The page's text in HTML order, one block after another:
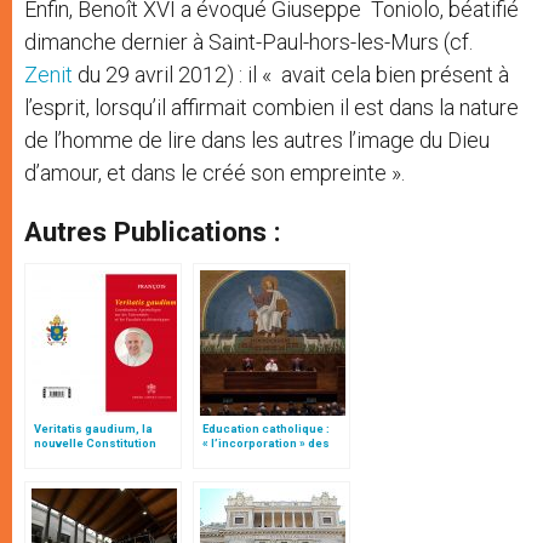
Enfin, Benoît XVI a évoqué Giuseppe Toniolo, béatifié
dimanche dernier à Saint-Paul-hors-les-Murs (cf.
Zenit du 29 avril 2012) : il « avait cela bien présent à
l’esprit, lorsqu’il affirmait combien il est dans la nature
de l’homme de lire dans les autres l’image du Dieu
d’amour, et dans le créé son empreinte ».
Autres Publications :
Veritatis gaudium, la
nouvelle Constitution
Education catholique :
« l’incorporation » des
ecclésiastiques